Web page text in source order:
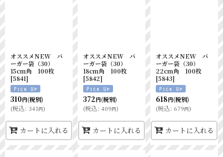
オススメNEW バ
ーガー袋（30）
15cm角 100枚
[5841]
310円(税別)
(税込: 341円)
カートに入れる
オススメNEW バ
ーガー袋（30）
18cm角 100枚
[5842]
372円(税別)
(税込: 409円)
カートに入れる
オススメNEW バ
ーガー袋（30）
22cm角 100枚
[5843]
618円(税別)
(税込: 679円)
カートに入れる